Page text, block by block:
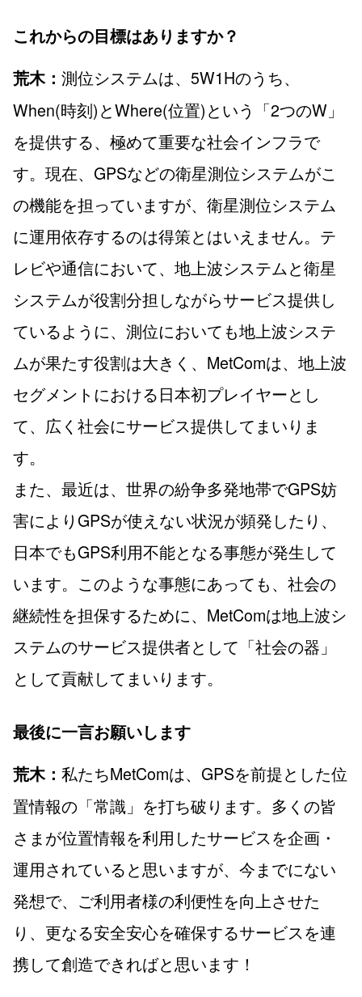
これからの目標はありますか？
荒木： 測位システムは、5W1Hのうち、
When(時刻)とWhere(位置)という「2つのW」
を提供する、極めて重要な社会インフラで
す。現在、GPSなどの衛星測位システムがこ
の機能を担っていますが、衛星測位システム
に運用依存するのは得策とはいえません。テ
レビや通信において、地上波システムと衛星
システムが役割分担しながらサービス提供し
ているように、測位においても地上波システ
ムが果たす役割は大きく、MetComは、地上波
セグメントにおける日本初プレイヤーとし
て、広く社会にサービス提供してまいりま
す。
また、最近は、世界の紛争多発地帯でGPS妨
害によりGPSが使えない状況が頻発したり、
日本でもGPS利用不能となる事態が発生して
います。このような事態にあっても、社会の
継続性を担保するために、MetComは地上波シ
ステムのサービス提供者として「社会の器」
として貢献してまいります。
最後に一言お願いします
荒木： 私たちMetComは、GPSを前提とした位
置情報の「常識」を打ち破ります。多くの皆
さまが位置情報を利用したサービスを企画・
運用されていると思いますが、今までにない
発想で、ご利用者様の利便性を向上させた
り、更なる安全安心を確保するサービスを連
携して創造できればと思います！